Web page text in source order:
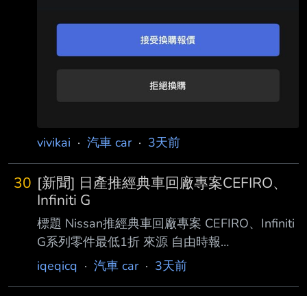
vivikai · 汽車 car· 3天前
30 [新聞] 日產推經典車回廠專案CEFIRO、
Infiniti G
標題 Nissan推經典車回廠專案 CEFIRO、Infiniti
G系列零件最低1折 來源 自由時報
https://auto.ltn.com.tw/news/32535
iqeqicq · 汽車 car· 3天前